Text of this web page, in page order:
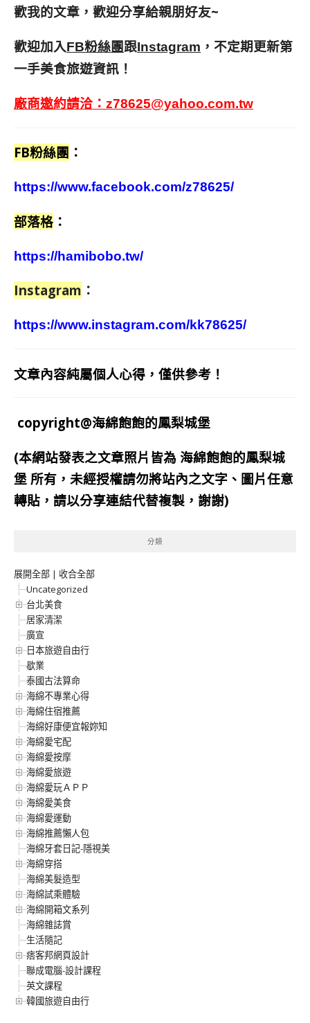
歡我的文章，歡迎分享給親朋好友~
歡迎加入FB粉絲團跟Instagram ，不定期更新第
一手美食旅遊資訊！
廠商邀約請洽： z78625@yahoo.com.tw
FB粉絲團 ：
https://www.facebook.com/z78625/
部落格 ：
https://hamibobo.tw/
Instagram ：
https://www.instagram.com/kk78625/
文章內容純屬個人心得，僅供參考！
copyright@海綿飽飽的鳳梨城堡
(本網站發表之文章照片皆為 海綿飽飽的鳳梨城
堡 所有，未經授權請勿將站內之文字、圖片任意
轉貼，請以分享連結代替複製，謝謝)
分類
展開全部 | 收合全部
Uncategorized
台北美食
居家清潔
廣宣
日本旅遊自由行
歇業
泰國古法算命
海綿不專業心得
海綿住宿推薦
海綿好康便宜報妳知
海綿愛宅配
海綿愛按摩
海綿愛旅遊
海綿愛玩ＡＰＰ
海綿愛美食
海綿愛運動
海綿推薦懶人包
海綿牙套日記-隱視美
海綿穿搭
海綿美髮造型
海綿試乘體驗
海綿開箱文系列
海綿雜誌賞
生活隨記
痞客邦網頁設計
聯成電腦-設計課程
英文課程
韓國旅遊自由行